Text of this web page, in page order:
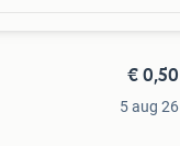
€ 0,50
5 aug 26